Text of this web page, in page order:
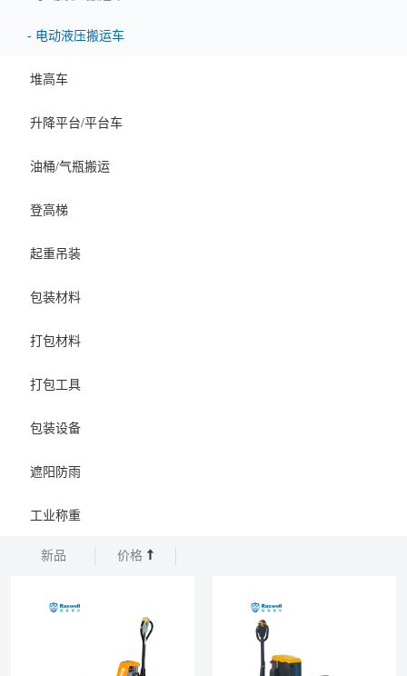
- 电动液压搬运车
堆高车
升降平台/平台车
油桶/气瓶搬运
登高梯
起重吊装
包装材料
打包材料
打包工具
包装设备
遮阳防雨
工业称重
新品 价格